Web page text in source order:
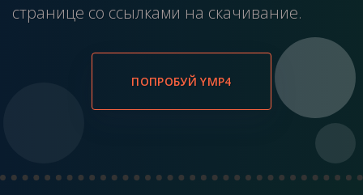
странице со ссылками на скачивание.
ПОПРОБУЙ YMP4